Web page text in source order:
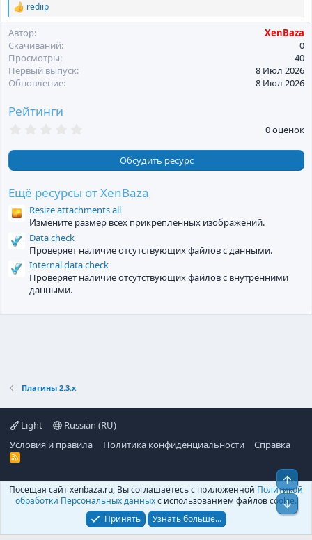
Р
е
а
к
ц
и
и
:
rediip
Автор
XenBaza
Скачиваний
0
Просмотры
40
Первый выпуск
8 Июл 2026
Обновление
8 Июл 2026
Рейтинги
0
з
ё
з
д
0 оценок
Обсудить ресурс
Ещё ресурсы от XenBaza
Resize attachments all
Измените размер всех прикрепленных изображений.
Data check
Проверяет наличие отсутствующих файлов с данными.
Internal data check
Проверяет наличие отсутствующих файлов с внутренними
данными.
Плагины 2.3.х
Light
Russian (RU)
Условия и правила
Политика конфиденциальности Справка
R
©XenBaza, 2025-2026
Посещая сайт xenbaza.ru, Вы соглашаетесь с приложенной Политикой
обработки Персональных данныхс использованием файлов cookie.
Принять
Узнать больше…